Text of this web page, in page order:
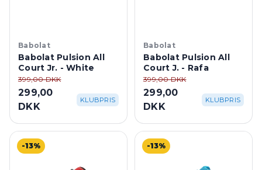
Babolat
Babolat Pulsion All
Court Jr. - White
399,00 DKK
299,00
DKK
KLUBPRIS
Babolat
Babolat Pulsion All
Court J. - Rafa
399,00 DKK
299,00
DKK
KLUBPRIS
-13% -13%